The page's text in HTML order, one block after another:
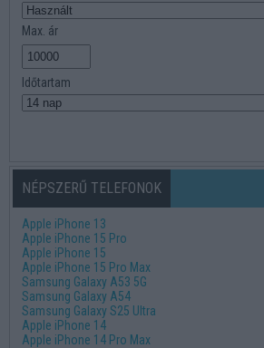
Max. ár
Időtartam
NÉPSZERŰ TELEFONOK
Apple iPhone 13
Apple iPhone 15 Pro
Apple iPhone 15
Apple iPhone 15 Pro Max
Samsung Galaxy A53 5G
Samsung Galaxy A54
Samsung Galaxy S25 Ultra
Apple iPhone 14
Apple iPhone 14 Pro Max